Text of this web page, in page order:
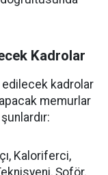
Kadrolar
edilecek kadrolar
memurlar
Kaloriferci,